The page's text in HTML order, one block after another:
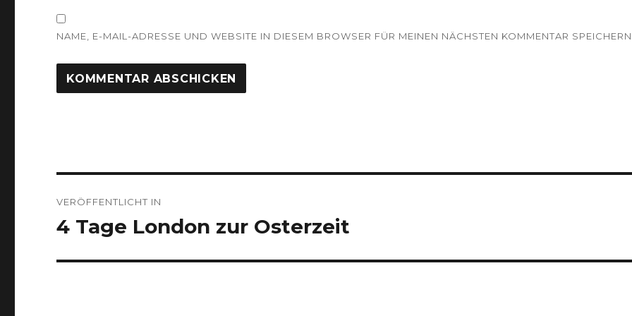
NAME, E-MAIL-ADRESSE UND WEBSITE IN DIESEM BROWSER FÜR MEINEN NÄCHSTEN KOMMENTAR
VERÖFFENTLICHT IN
4 Tage London zur Osterzeit